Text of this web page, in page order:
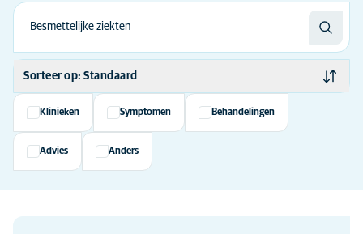
Sorteer op: Standaard
Standaard
Alfabetisch
Klinieken Symptomen Behandelingen
Advies Anders